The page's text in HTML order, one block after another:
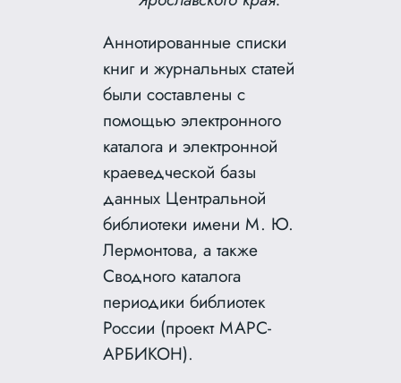
Аннотированные списки
книг и журнальных статей
были составлены с
помощью электронного
каталога и электронной
краеведческой базы
данных Центральной
библиотеки имени М. Ю.
Лермонтова, а также
Сводного каталога
периодики библиотек
России (проект МАРС-
АРБИКОН).